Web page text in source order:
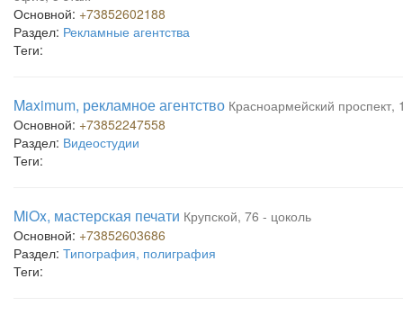
Основной: +73852602188
Раздел: Рекламные агентства
Теги:
Maximum, рекламное агентство Красноармейский проспект,
Основной: +73852247558
Раздел: Видеостудии
Теги:
MiOx, мастерская печати Крупской, 76 - цоколь
Основной: +73852603686
Раздел: Типография, полиграфия
Теги: